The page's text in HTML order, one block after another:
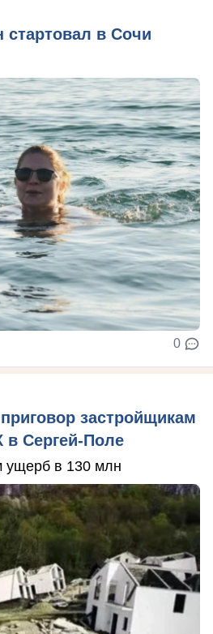
стартовал в Сочи
0
застройщикам
в Сергей-Поле
в 130 млн